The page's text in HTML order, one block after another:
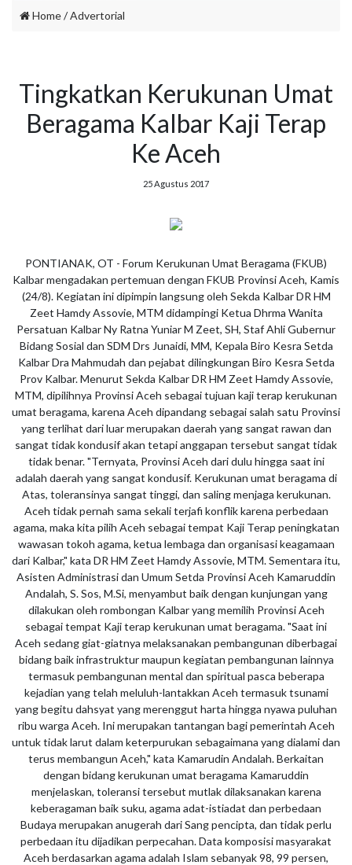
Home/Advertorial
Tingkatkan Kerukunan Umat
Beragama Kalbar Kaji Terap
Ke Aceh
25 Agustus 2017
PONTIANAK, OT - Forum Kerukunan Umat Beragama (FKUB)
Kalbar mengadakan pertemuan dengan FKUB Provinsi Aceh, Kamis
(24/8). Kegiatan ini dipimpin langsung oleh Sekda Kalbar DR HM
Zeet Hamdy Assovie, MTM didampingi Ketua Dhrma Wanita
Persatuan Kalbar Ny Ratna Yuniar M Zeet, SH, Staf Ahli Gubernur
Bidang Sosial dan SDM Drs Junaidi, MM, Kepala Biro Kesra Setda
Kalbar Dra Mahmudah dan pejabat dilingkungan Biro Kesra Setda
Prov Kalbar. Menurut Sekda Kalbar DR HM Zeet Hamdy Assovie,
MTM, dipilihnya Provinsi Aceh sebagai tujuan kaji terap kerukunan
umat beragama, karena Aceh dipandang sebagai salah satu Provinsi
yang terlihat dari luar merupakan daerah yang sangat rawan dan
sangat tidak kondusif akan tetapi anggapan tersebut sangat tidak
tidak benar. "Ternyata, Provinsi Aceh dari dulu hingga saat ini
adalah daerah yang sangat kondusif. Kerukunan umat beragama di
Atas, toleransinya sangat tinggi, dan saling menjaga kerukunan.
Aceh tidak pernah sama sekali terjafi konflik karena perbedaan
agama, maka kita pilih Aceh sebagai tempat Kaji Terap peningkatan
wawasan tokoh agama, ketua lembaga dan organisasi keagamaan
dari Kalbar," kata DR HM Zeet Hamdy Assovie, MTM. Sementara itu,
Asisten Administrasi dan Umum Setda Provinsi Aceh Kamaruddin
Andalah, S. Sos, M.Si, menyambut baik dengan kunjungan yang
dilakukan oleh rombongan Kalbar yang memilih Provinsi Aceh
sebagai tempat Kaji terap kerukunan umat beragama. "Saat ini
Aceh sedang giat-giatnya melaksanakan pembangunan diberbagai
bidang baik infrastruktur maupun kegiatan pembangunan lainnya
termasuk pembangunan mental dan spiritual pasca beberapa
kejadian yang telah meluluh-lantakkan Aceh termasuk tsunami
yang begitu dahsyat yang merenggut harta hingga nyawa puluhan
ribu warga Aceh. Ini merupakan tantangan bagi pemerintah Aceh
untuk tidak larut dalam keterpurukan sebagaimana yang dialami dan
terus membangun Aceh," kata Kamarudin Andalah. Berkaitan
dengan bidang kerukunan umat beragama Kamaruddin
menjelaskan, toleransi tersebut mutlak dilaksanakan karena
keberagaman baik suku, agama adat-istiadat dan perbedaan
Budaya merupakan anugerah dari Sang pencipta, dan tidak perlu
perbedaan itu dijadikan perpecahan. Data komposisi masyarakat
Aceh berdasarkan agama adalah Islam sebanyak 98, 99 persen,